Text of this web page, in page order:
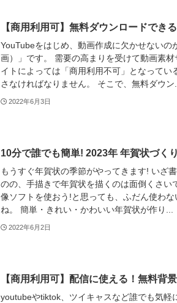
【商用利用可】無料ダウンロードでき
YouTubeをはじめ、動画作成に欠かせないの
画）」です。 需要の高まりを受けて動画素
イトによっては「商用利用不可」となってい
さなければなりません。 そこで、無料ダウン...
2022年6月3日
10分で誰でも簡単! 2023年 年賀状づくり
もうすぐ年賀状の季節がやってきます! いざ
のの、手描きで年賀状を描くのは面倒くさい
像ソフトを使おう!と思っても、ふだん使わ
ね。 簡単・きれい・かわいい年賀状が作り...
2022年6月2日
【商用利用可】配信に使える！無料背
youtubeやtiktok、ツイキャスなど誰でも気軽